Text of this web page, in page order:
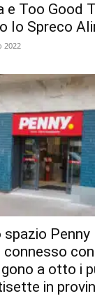
e Too Good
lo Spreco
2022
spazio
connesso
a otto i
in